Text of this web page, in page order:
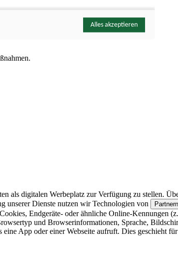
als digitalen Werbeplatz zur Verfügung zu stellen.
unserer Dienste nutzen wir Technologien von
Endgeräte- oder ähnliche Online-Kennungen
und Browserinformationen, Sprache,
App oder einer Webseite aufruft. Dies geschieht
Alles akzeptieren